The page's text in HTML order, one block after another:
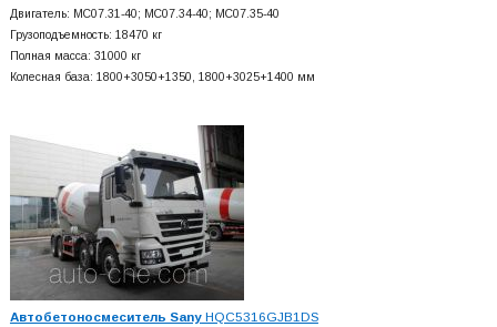
Двигатель: MC07.31-40; MC07.34-40; MC07.35-40
Грузоподъемность: 18470 кг
Полная масса: 31000 кг
Колесная база: 1800+3050+1350, 1800+3025+1400 мм
Автобетоносмеситель SanyHQC5316GJB1DS